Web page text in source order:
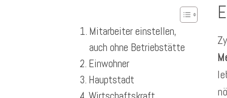
Mitarbeiter einstellen,
auch ohne Betriebstätte
Einwohner
Hauptstadt